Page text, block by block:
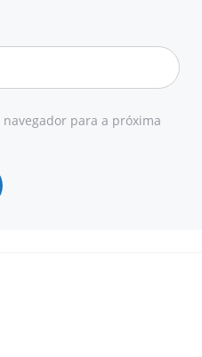
para a próxima